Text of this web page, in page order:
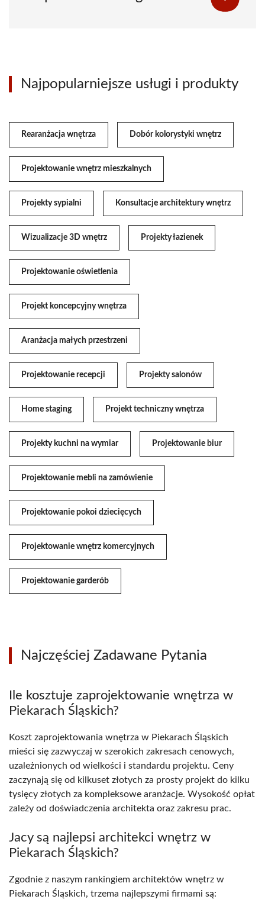
Najpopularniejsze usługi i produkty
Rearanżacja wnętrza Dobór kolorystyki wnętrz
Projektowanie wnętrz mieszkalnych
Projekty sypialni Konsultacje architektury wnętrz
Wizualizacje 3D wnętrz Projekty łazienek
Projektowanie oświetlenia
Projekt koncepcyjny wnętrza
Aranżacja małych przestrzeni
Projektowanie recepcji Projekty salonów
Home staging Projekt techniczny wnętrza
Projekty kuchni na wymiar Projektowanie biur
Projektowanie mebli na zamówienie
Projektowanie pokoi dziecięcych
Projektowanie wnętrz komercyjnych
Projektowanie garderób
Najczęściej Zadawane Pytania
Ile kosztuje zaprojektowanie wnętrza w
Piekarach Śląskich?
Koszt zaprojektowania wnętrza w Piekarach Śląskich
mieści się zazwyczaj w szerokich zakresach cenowych,
uzależnionych od wielkości i standardu projektu. Ceny
zaczynają się od kilkuset złotych za prosty projekt do kilku
tysięcy złotych za kompleksowe aranżacje. Wysokość opłat
zależy od doświadczenia architekta oraz zakresu prac.
Jacy są najlepsi architekci wnętrz w
Piekarach Śląskich?
Zgodnie z naszym rankingiem architektów wnętrz w
Piekarach Śląskich, trzema najlepszymi firmami są: